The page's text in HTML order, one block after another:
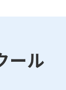
ール